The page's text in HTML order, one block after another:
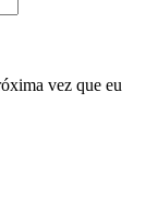
vez que eu